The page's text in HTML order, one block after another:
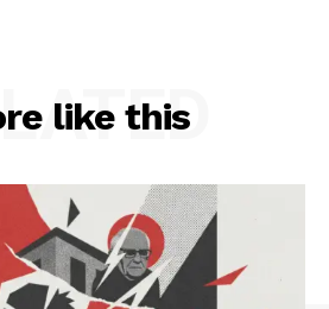
like this